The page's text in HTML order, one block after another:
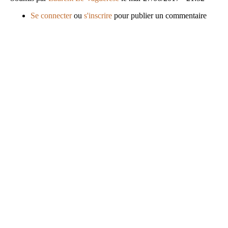
Se connecterou s'inscrire pour publier un commentaire